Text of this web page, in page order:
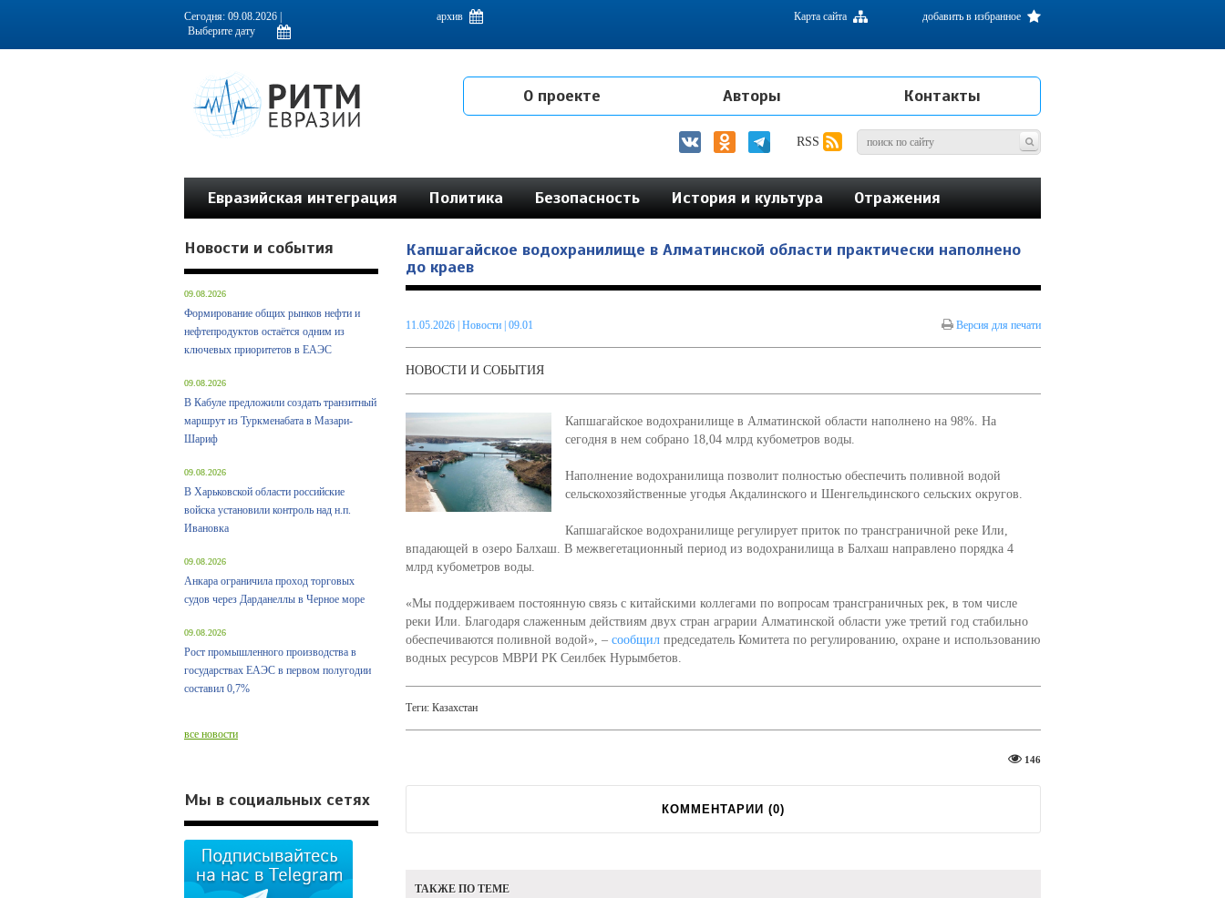
Информационно-аналитическое издание, посвященное актуальным проблемам интеграции на постсоветском пространстве
Сегодня: 09.08.2026 | архив добавить в избранное
Карта сайта
О проекте Авторы Контакты
RSS
Евразийская интеграция Политика Безопасность История и культура Отражения
Капшагайское водохранилище в Алматинской области практически наполнено
до краев
11.05.2026| Новости | 09.01 Версия для печати
НОВОСТИ И СОБЫТИЯ
Капшагайское водохранилище в Алматинской области наполнено на 98%. На
сегодня в нем собрано 18,04 млрд кубометров воды.
Наполнение водохранилища позволит полностью обеспечить поливной водой
сельскохозяйственные угодья Акдалинского и Шенгельдинского сельских округов.
Капшагайское водохранилище регулирует приток по трансграничной реке Или,
впадающей в озеро Балхаш. В межвегетационный период из водохранилища в Балхаш направлено порядка 4
млрд кубометров воды.
«Мы поддерживаем постоянную связь с китайскими коллегами по вопросам трансграничных рек, в том числе
реки Или. Благодаря слаженным действиям двух стран аграрии Алматинской области уже третий год стабильно
обеспечиваются поливной водой», – сообщилпредседатель Комитета по регулированию, охране и использованию
водных ресурсов МВРИ РК Сеилбек Нурымбетов.
Теги: Казахстан
146
КОММЕНТАРИИ (0)
ТАКЖЕ ПО ТЕМЕ
Новости и события
09.08.2026
Формирование общих рынков нефти и
нефтепродуктов остаётся одним из
ключевых приоритетов в ЕАЭС
09.08.2026
В Кабуле предложили создать транзитный
маршрут из Туркменабата в Мазари-
Шариф
09.08.2026
В Харьковской области российские
войска установили контроль над н.п.
Ивановка
09.08.2026
Анкара ограничила проход торговых
судов через Дарданеллы в Черное море
09.08.2026
Рост промышленного производства в
государствах ЕАЭС в первом полугодии
составил 0,7%
все новости
Мы в социальных сетях